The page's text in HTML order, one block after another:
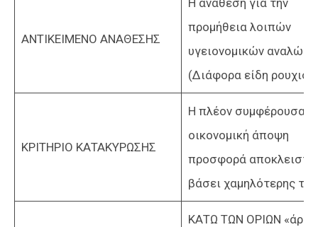
ΑΝΤΙΚΕΙΜΕΝΟ ΑΝΑΘΕΣΗΣ
προμήθεια λοιπών
υγειονομικών
(Διάφορα είδη
ΚΡΙΤΗΡΙΟ ΚΑΤΑΚΥΡΩΣΗΣ
Η πλέον συμφέρουσα
οικονομική άποψη
προσφορά
βάσει χαμηλότερης
ΚΑΤΩ ΤΩΝ ΟΡΙΩΝ